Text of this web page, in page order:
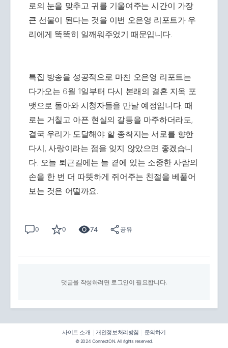
로의 눈을 맞추고 귀를 기울여주는 시간이 가장
큰 선물이 된다는 것을 이번 오은영 리포트가 우
리에게 똑똑히 일깨워주었기 때문입니다.
특집 방송을 성공적으로 마친 오은영 리포트는
다가오는 6월 1일부터 다시 본래의 결혼 지옥 포
맷으로 돌아와 시청자들을 만날 예정입니다. 때
로는 거칠고 아픈 현실의 갈등을 마주하더라도,
결국 우리가 도달해야 할 종착지는 서로를 향한
다시, 사랑이라는 점을 잊지 않았으면 좋겠습니
다. 오늘 퇴근길에는 늘 곁에 있는 소중한 사람의
손을 한 번 더 따뜻하게 쥐어주는 친절을 베풀어
보는 것은 어떨까요.
0 0 74 공유
댓글을 작성하려면 로그인이 필요합니다.
사이트 소개 개인정보처리방침 문의하기
© 2024 ConnectON. All rights reserved.